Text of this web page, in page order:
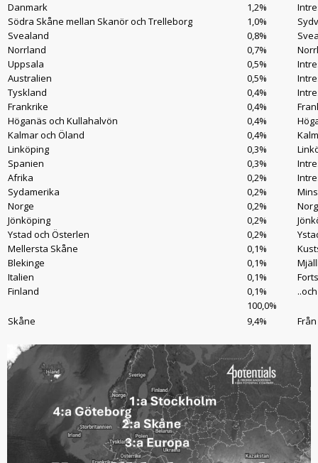
Danmark
1,2%
Södra Skåne mellan Skanör och Trelleborg
1,0%
Svealand
0,8%
Norrland
0,7%
Uppsala
0,5%
Australien
0,5%
Tyskland
0,4%
Frankrike
0,4%
Höganäs och Kullahalvön
0,4%
Kalmar och Öland
0,4%
Linköping
0,3%
Spanien
0,3%
Afrika
0,2%
Sydamerika
0,2%
Norge
0,2%
Jönköping
0,2%
Ystad och Österlen
0,2%
Mellersta Skåne
0,1%
Blekinge
0,1%
Italien
0,1%
Finland
0,1%
100,0%
Skåne
9,4%